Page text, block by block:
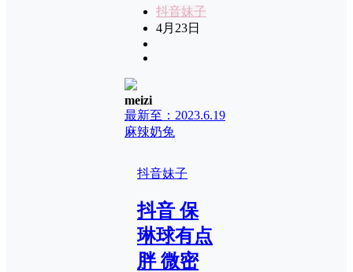
抖音妹子
4月23日
meizi
最新至：2023.6.19
麻辣奶兔
抖音妹子
抖音 保
琳球有点
胖 微密